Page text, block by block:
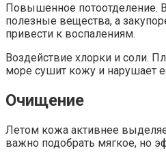
Повышенное потоотделение.
полезные вещества, а
привести к воспалениям.
Воздействие хлорки и соли.
море сушит кожу и нарушает
Очищение
Летом кожа активнее
важно подобрать мягкое, но